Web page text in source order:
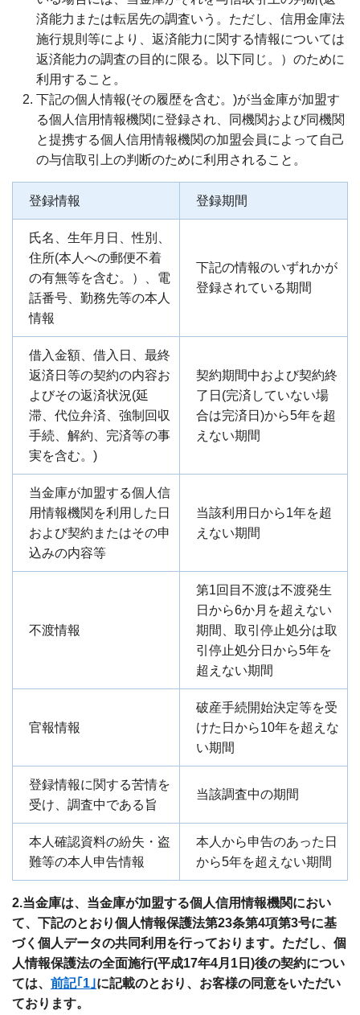
ATM/支店情報
各種手数料
お問い合わせ
サイトマップ
済能力または転居先の調査いう。ただし、信用金庫法
施行規則等により、返済能力に関する情報については
返済能力の調査の目的に限る。以下同じ。）のために
利用すること。
下記の個人情報(その履歴を含む。)が当金庫が加盟す
る個人信用情報機関に登録され、同機関および同機関
と提携する個人信用情報機関の加盟会員によって自己
の与信取引上の判断のために利用されること。
登録情報 登録期間
氏名、生年月日、性別、
住所(本人への郵便不着
の有無等を含む。）、電
話番号、勤務先等の本人
情報
下記の情報のいずれかが
登録されている期間
借入金額、借入日、最終
返済日等の契約の内容お
よびその返済状況(延
滞、代位弁済、強制回収
手続、解約、完済等の事
実を含む。)
契約期間中および契約終
了日(完済していない場
合は完済日)から5年を超
えない期間
当金庫が加盟する個人信
用情報機関を利用した日
および契約またはその申
込みの内容等
当該利用日から1年を超
えない期間
不渡情報
第1回目不渡は不渡発生
日から6か月を超えない
期間、取引停止処分は取
引停止処分日から5年を
超えない期間
官報情報
破産手続開始決定等を受
けた日から10年を超えな
い期間
登録情報に関する苦情を
受け、調査中である旨
当該調査中の期間
本人確認資料の紛失・盗
難等の本人申告情報
本人から申告のあった日
から5年を超えない期間
2.当金庫は、当金庫が加盟する個人信用情報機関におい
て、下記のとおり個人情報保護法第23条第4項第3号に基
づく個人データの共同利用を行っております。ただし、個
人情報保護法の全面施行(平成17年4月1日)後の契約につい
ては、 前記｢1｣に記載のとおり、お客様の同意をいただい
ております。